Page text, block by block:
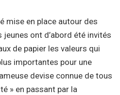
mise en place autour des
ont d’abord été invités
de papier les valeurs qui
importantes pour une
devise connue de tous
» en passant par la